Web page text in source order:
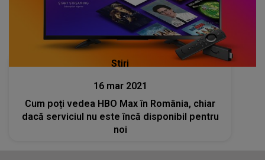
Stiri
16 mar 2021
Cum poți vedea HBO Max în România, chiar
dacă serviciul nu este încă disponibil pentru
noi